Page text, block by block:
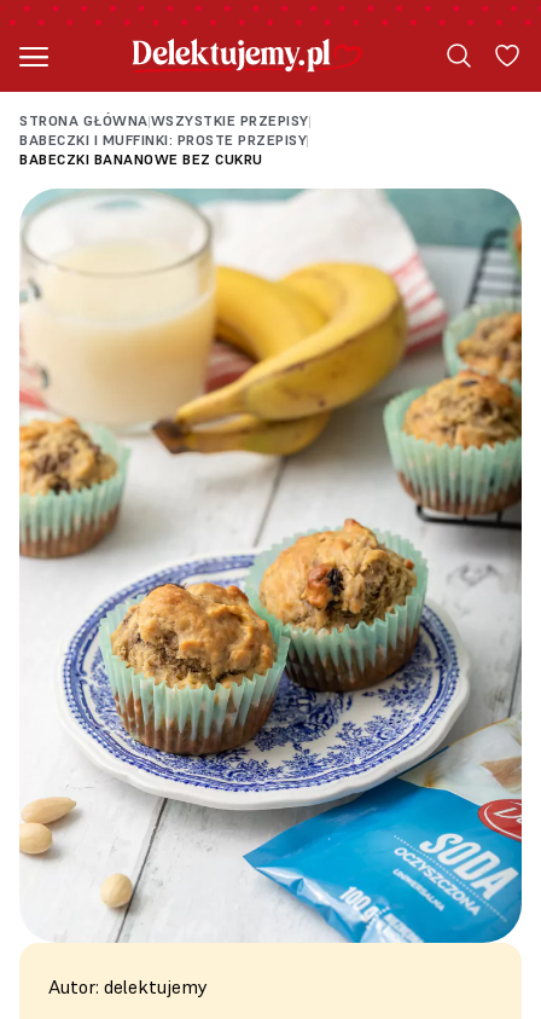
STRONA GŁÓWNA|WSZYSTKIE PRZEPISY|
BABECZKI I MUFFINKI: PROSTE PRZEPISY|
BABECZKI BANANOWE BEZ CUKRU
Autor: delektujemy